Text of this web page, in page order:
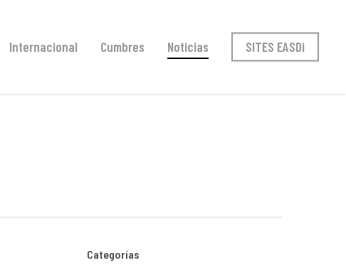
Internacional Cumbres Noticias SITES EASDi
Categorías